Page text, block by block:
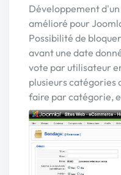
Développement
amélioré pour
Possibilité de
avant une date
vote par utilisateur
plusieurs catégories
faire par catégorie,